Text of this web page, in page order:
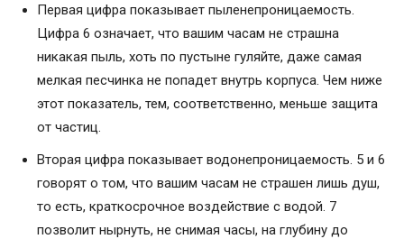
Первая цифра показывает пыленепроницаемость.
Цифра 6 означает, что вашим часам не страшна
никакая пыль, хоть по пустыне гуляйте, даже самая
мелкая песчинка не попадет внутрь корпуса. Чем ниже
этот показатель, тем, соответственно, меньше защита
от частиц.
Вторая цифра показывает водонепроницаемость. 5 и 6
говорят о том, что вашим часам не страшен лишь душ,
то есть, краткосрочное воздействие с водой. 7
позволит нырнуть, не снимая часы, на глубину до